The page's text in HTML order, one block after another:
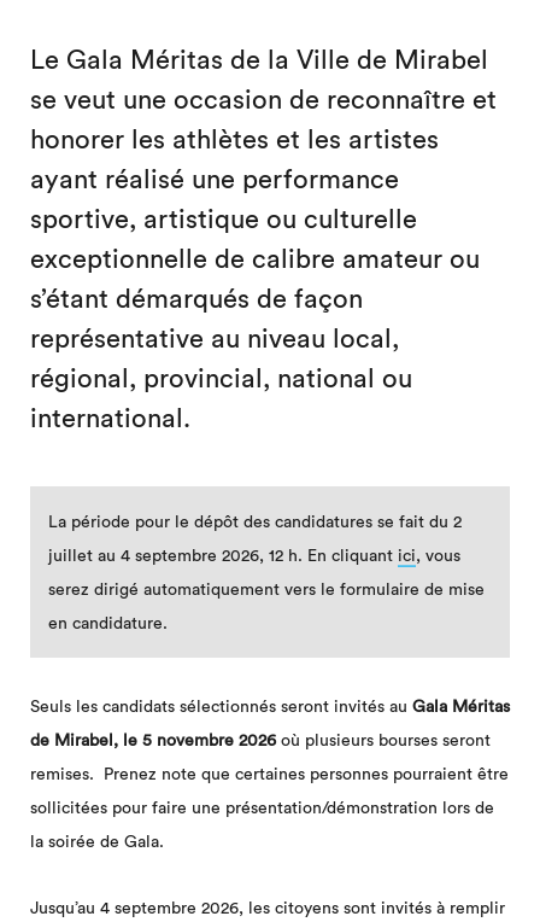
Le Gala Méritas de la Ville de Mirabel
se veut une occasion de reconnaître et
honorer les athlètes et les artistes
ayant réalisé une performance
sportive, artistique ou culturelle
exceptionnelle de calibre amateur ou
s’étant démarqués de façon
représentative au niveau local,
régional, provincial, national ou
international.
La période pour le dépôt des candidatures se fait du 2
juillet au 4 septembre 2026, 12 h. En cliquant ici, vous
serez dirigé automatiquement vers le formulaire de mise
en candidature.
Seuls les candidats sélectionnés seront invités au Gala Méritas
de Mirabel, le 5 novembre 2026où plusieurs bourses seront
remises. Prenez note que certaines personnes pourraient être
sollicitées pour faire une présentation/démonstration lors de
la soirée de Gala.
Jusqu’au 4 septembre 2026, les citoyens sont invités à remplir